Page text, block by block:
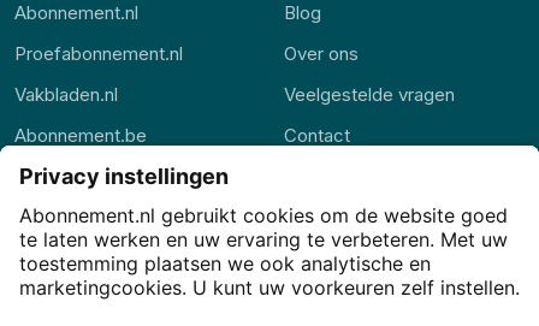
Abonnement.nl
Proefabonnement.nl
Vakbladen.nl
Abonnement.be
Thuisstudie.nl
Blog
Over ons
Veelgestelde vragen
Contact